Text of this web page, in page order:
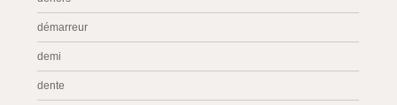
démarreur
demi
dente